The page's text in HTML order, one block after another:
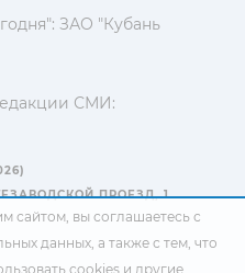
ЗАО "Кубань
СМИ:
ПРОЕЗД, 1
сайтом, вы соглашаетесь с
данных, а также с тем, что
cookies и другие